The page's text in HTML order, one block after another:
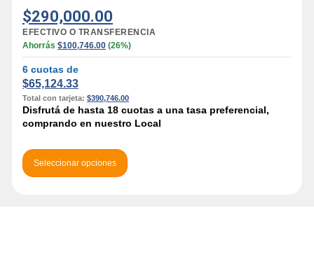
$290,000.00
EFECTIVO O TRANSFERENCIA
Ahorrás $100,746.00 (26%)
6 cuotas de
$65,124.33
Total con tarjeta: $390,746.00
Disfrutá de hasta 18 cuotas a una tasa preferencial,
comprando en nuestro Local
Seleccionar opciones